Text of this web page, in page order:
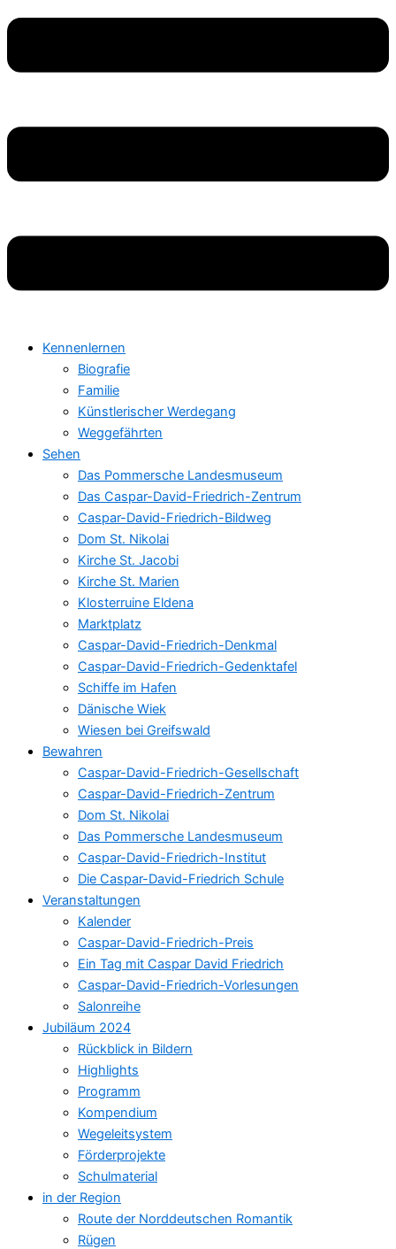
Kennenlernen
Biografie
Familie
Künstlerischer Werdegang
Weggefährten
Sehen
Das Pommersche Landesmuseum
Das Caspar-David-Friedrich-Zentrum
Caspar-David-Friedrich-Bildweg
Dom St. Nikolai
Kirche St. Jacobi
Kirche St. Marien
Klosterruine Eldena
Marktplatz
Caspar-David-Friedrich-Denkmal
Caspar-David-Friedrich-Gedenktafel
Schiffe im Hafen
Dänische Wiek
Wiesen bei Greifswald
Bewahren
Caspar-David-Friedrich-Gesellschaft
Caspar-David-Friedrich-Zentrum
Dom St. Nikolai
Das Pommersche Landesmuseum
Caspar-David-Friedrich-Institut
Die Caspar-David-Friedrich Schule
Veranstaltungen
Kalender
Caspar-David-Friedrich-Preis
Ein Tag mit Caspar David Friedrich
Caspar-David-Friedrich-Vorlesungen
Salonreihe
Jubiläum 2024
Rückblick in Bildern
Highlights
Programm
Kompendium
Wegeleitsystem
Förderprojekte
Schulmaterial
in der Region
Route der Norddeutschen Romantik
Rügen